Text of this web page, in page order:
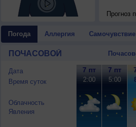
Прогноз
Погода Аллергия Самочувствие
ПОЧАСОВОЙ
Дата
Время суток
Облачность
Явления
7 пт
2:00
7 пт
5:00